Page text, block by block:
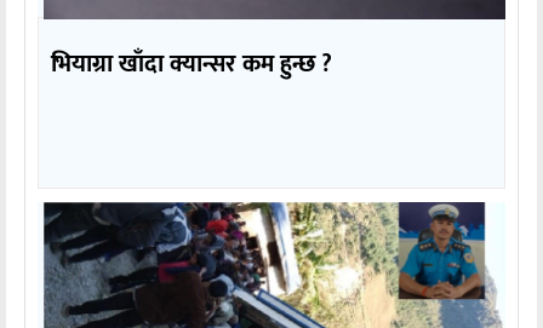
भियाग्रा खाँदा क्यान्सर कम हुन्छ ?